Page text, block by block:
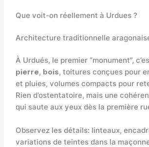
Que voit-on réellement à Urdues ?
Architecture traditionnelle
À Urdués, le premier “monument”,
pierre, bois, toitures conçues pour
et pluies, volumes compacts pour
Rien d’ostentatoire, mais une
qui saute aux yeux dès la première
Observez les détails: linteaux,
variations de teintes dans la